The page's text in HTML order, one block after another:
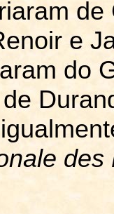
de
e
do
des